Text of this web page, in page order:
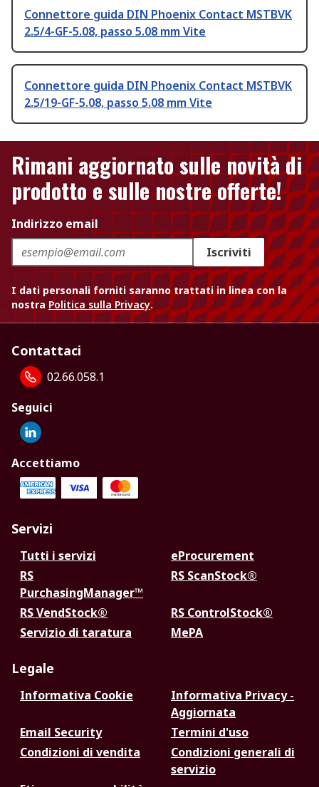
Connettore guida DIN Phoenix Contact MSTBVK
2.5/4-GF-5.08, passo 5.08 mm Vite
Connettore guida DIN Phoenix Contact MSTBVK
2.5/19-GF-5.08, passo 5.08 mm Vite
Rimani aggiornato sulle novità di
prodotto e sulle nostre offerte!
Indirizzo email
Iscriviti
I dati personali forniti saranno trattati in linea con la
nostra Politica sulla Privacy.
Contattaci
02.66.058.1
Seguici
Accettiamo
Servizi
Tutti i servizi
eProcurement
RS
PurchasingManager™
RS ScanStock®
RS VendStock®
RS ControlStock®
Servizio di taratura
MePA
Legale
Informativa Cookie
Informativa Privacy -
Aggiornata
Email Security
Termini d'uso
Condizioni di vendita
Condizioni generali di
servizio